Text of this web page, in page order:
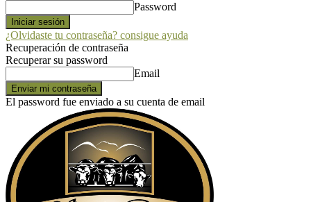
Password
¿Olvidaste tu contraseña? consigue ayuda
Recuperación de contraseña
Recuperar su password
Email
El password fue enviado a su cuenta de email